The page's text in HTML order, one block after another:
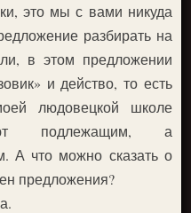
это мы с вами никуда
разбирать на
в этом предложении
и действо, то есть
людовецкой школе
подлежащим, а
А что можно сказать о
предложения?